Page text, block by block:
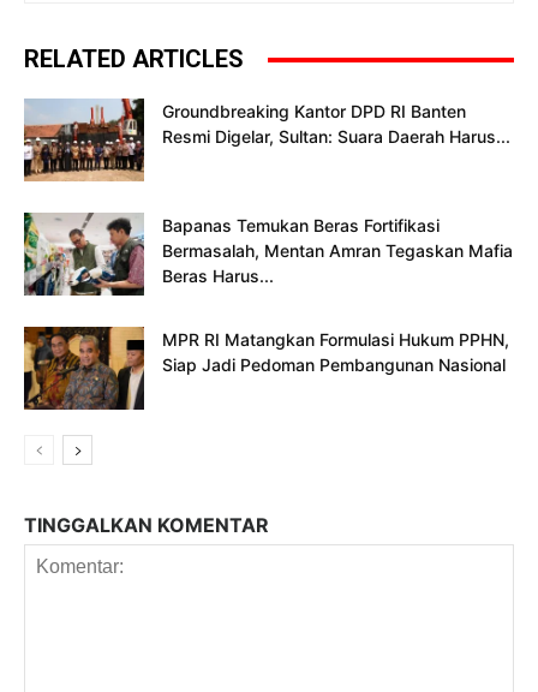
RELATED ARTICLES
Groundbreaking Kantor DPD RI Banten
Resmi Digelar, Sultan: Suara Daerah Harus...
Bapanas Temukan Beras Fortifikasi
Bermasalah, Mentan Amran Tegaskan Mafia
Beras Harus...
MPR RI Matangkan Formulasi Hukum PPHN,
Siap Jadi Pedoman Pembangunan Nasional
TINGGALKAN KOMENTAR